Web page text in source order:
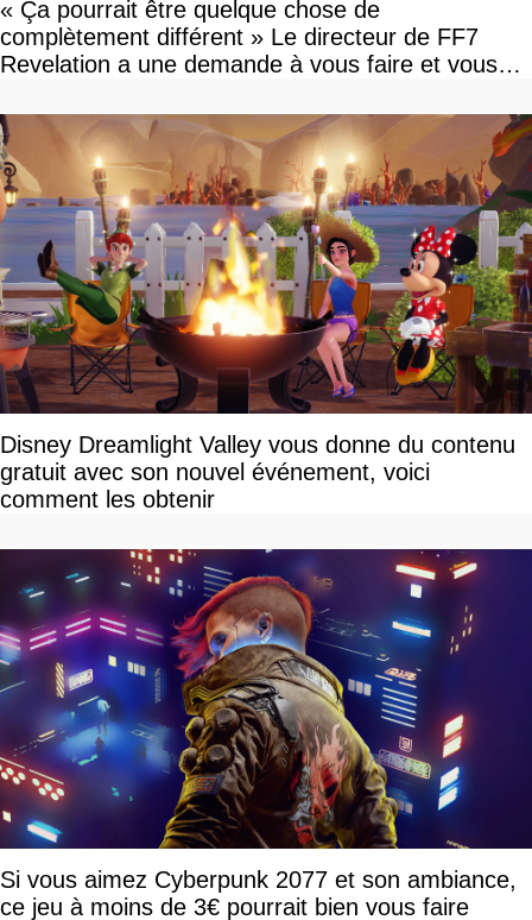
« Ça pourrait être quelque chose de
complètement différent » Le directeur de FF7
Revelation a une demande à vous faire et vous
Disney Dreamlight Valley vous donne du contenu
gratuit avec son nouvel événement, voici
comment les obtenir
Si vous aimez Cyberpunk 2077 et son ambiance,
ce jeu à moins de 3€ pourrait bien vous faire